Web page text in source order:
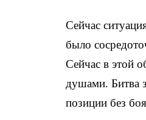
Сейчас
было
Сейчас в этой
душами. Битва
позиции без